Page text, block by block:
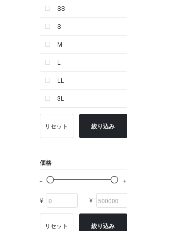
シルバー系
ゴールド系
その他
イニシャル
OTHERS
SS
S
M
L
LL
3L
リセット 絞り込み
価格
¥ ¥
リセット 絞り込み